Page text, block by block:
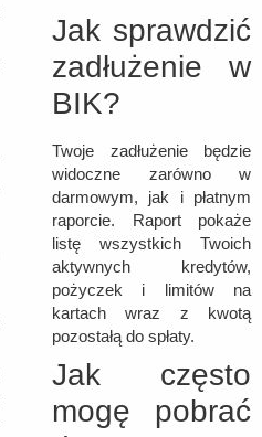
Jak sprawdzić
zadłużenie w
BIK?
Twoje zadłużenie będzie
widoczne zarówno w
darmowym, jak i płatnym
raporcie. Raport pokaże
listę wszystkich Twoich
aktywnych kredytów,
pożyczek i limitów na
kartach wraz z kwotą
pozostałą do spłaty.
Jak często
mogę pobrać